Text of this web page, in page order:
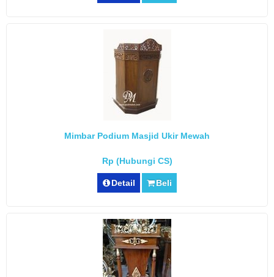
Mimbar Podium Masjid Ukir Mewah
Rp (Hubungi CS)
Detail Beli